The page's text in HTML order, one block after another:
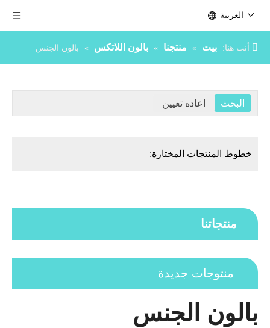
العربية
أنت هنا: بيت » منتجنا » بالون اللاتكس » بالون الجنس
خطوط المنتجات المختارة:
منتجاتنا
منتوجات جديدة
بالون الجنس